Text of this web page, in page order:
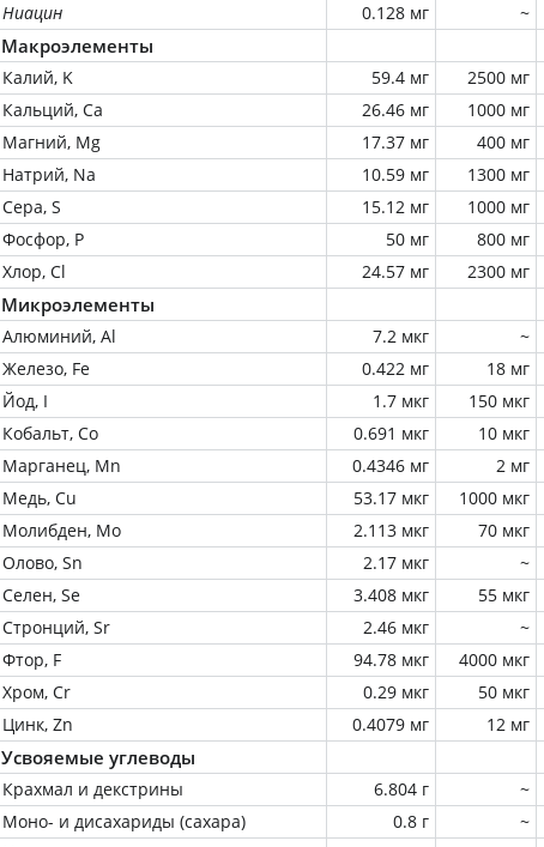
Ниацин
0.128 мг ~
Макроэлементы
Калий, K 59.4 мг 2500 мг
Кальций, Ca
26.46 мг 1000 мг
Магний, Mg
17.37 мг 400 мг
Натрий, Na
10.59 мг 1300 мг
Сера, S
15.12 мг 1000 мг
Фосфор, P
50 мг 800 мг
Хлор, Cl
24.57 мг 2300 мг
Микроэлементы
Алюминий, Al 7.2 мкг
~
Железо, Fe
0.422 мг 18 мг
Йод, I
1.7 мкг 150 мкг
Кобальт, Co
0.691 мкг 10 мкг
Марганец, Mn
0.4346 мг 2 мг
Медь, Cu
53.17 мкг 1000 мкг
Молибден, Mo
2.113 мкг 70 мкг
Олово, Sn
2.17 мкг
~
Селен, Se
3.408 мкг 55 мкг
Стронций, Sr
2.46 мкг
~
Фтор, F
94.78 мкг 4000 мкг
Хром, Cr
0.29 мкг 50 мкг
Цинк, Zn
0.4079 мг 12 мг
Усвояемые углеводы
Крахмал и декстрины 6.804 г
~
Моно- и дисахариды (сахара)
0.8 г ~